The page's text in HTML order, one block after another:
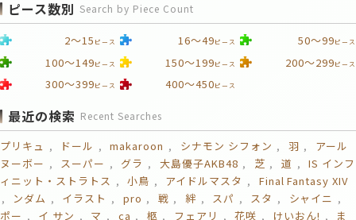
ピース数別 Search by Piece Count
2～15 ピース 16～49ピース 50～99ピース
100～149ピース 150～199ピース 200～299ピース
300～399ピース 400～450ピース
最近の検索 Recent Searches
プリキュ ドール makaroon シナモン シフォン 羽
アール
ヌーボー
スーパー グラ 大島優子AKB48 芝 道
IS インフ
ィニット・ストラトス
小鳥 アイドルマスタ
Final Fantasy XIV
ンダム
イラスト pro 戦 絆 スパ スタ
シャイニ
ポー
イ サン マ ca 柩 フェアリ 花咲 けいおん!
ま